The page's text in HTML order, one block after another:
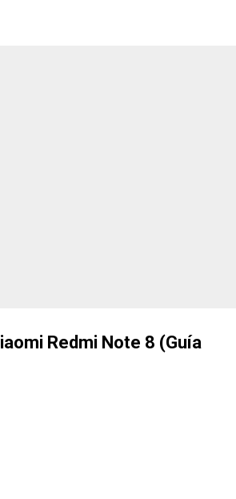
el streaming y la gestión de bibliotecas
Redmi Note 8 (Guía